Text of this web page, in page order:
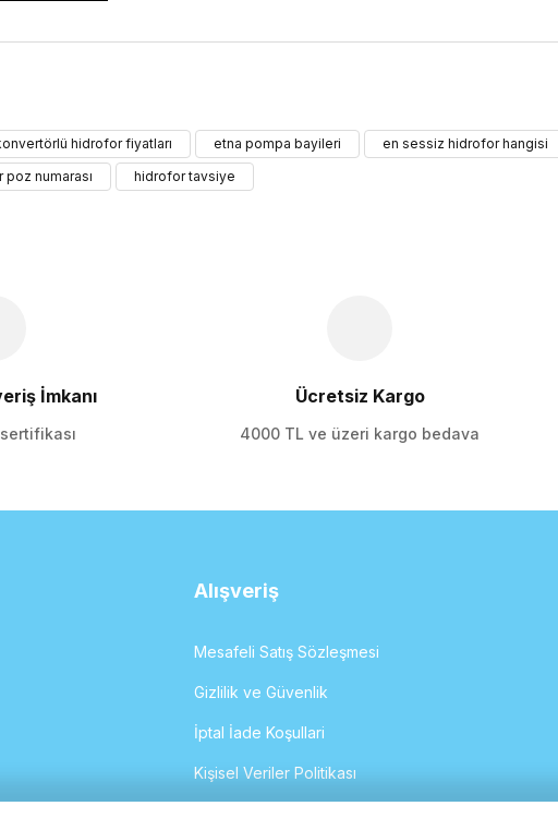
Bu ürüne ilk yorumu siz yapın!
hidrofor fiyatları etna pompa bayileri en sessiz hidrofor hangisi
numarası hidrofor tavsiye
İmkanı Ücretsiz Kargo
4000 TL ve üzeri kargo bedava
Alışveriş
Mesafeli Satış Sözleşmesi
Gizlilik ve Güvenlik
İptal İade Koşullari
Kişisel Veriler Politikası